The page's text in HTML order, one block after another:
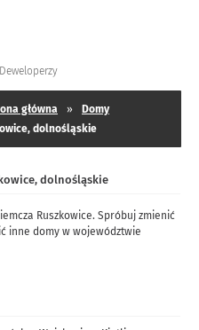
Deweloperzy
główna »
Domy
dolnośląskie
dolnośląskie
Ruszkowice. Spróbuj zmienić
inne domy w województwie